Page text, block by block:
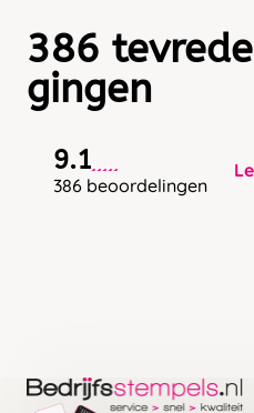
386
gingen
9.1
386 beoordelingen